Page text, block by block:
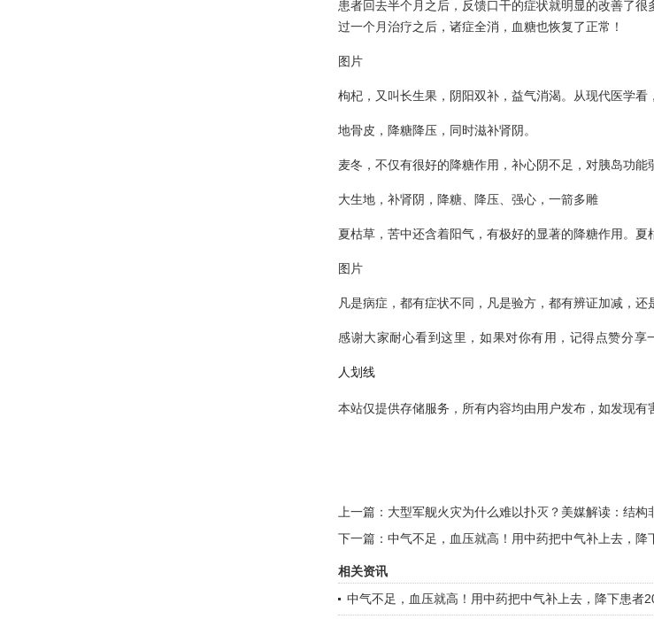
患者回去半个月之后，反馈口干的症状就明显的改善了
过一个月治疗之后，诸症全消，血糖也恢复了正常！
图片
枸杞，又叫长生果，阴阳双补，益气消渴。从现代医学看
地骨皮，降糖降压，同时滋补肾阴。
麦冬，不仅有很好的降糖作用，补心阴不足，对胰岛功能
大生地，补肾阴，降糖、降压、强心，一箭多雕
夏枯草，苦中还含着阳气，有极好的显著的降糖作用。
图片
凡是病症，都有症状不同，凡是验方，都有辨证加减，还
感谢大家耐心看到这里，如果对你有用，记得点赞分享
人划线
本站仅提供存储服务，所有内容均由用户发布，如发现有
上一篇： 大型军舰火灾为什么难以扑灭？美媒解读：结构
下一篇： 中气不足，血压就高！用中药把中气补上去，降
相关资讯
中气不足，血压就高！用中药把中气补上去，降下患者